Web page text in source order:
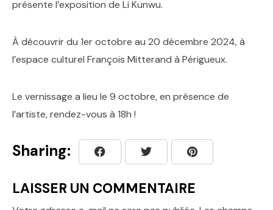
présente l’exposition de Li Kunwu.
À découvrir du 1er octobre au 20 décembre 2024, à
l’espace culturel François Mitterand à Périgueux.
Le vernissage a lieu le 9 octobre, en présence de
l’artiste, rendez-vous à 18h !
Sharing:
LAISSER UN COMMENTAIRE